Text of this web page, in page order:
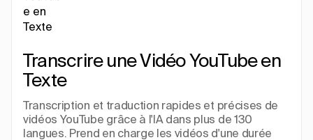
Transcrire une Vidéo YouTube en
Texte
Transcription et traduction rapides et précises de
vidéos YouTube grâce à l'IA dans plus de 130
langues. Prend en charge les vidéos d'une durée